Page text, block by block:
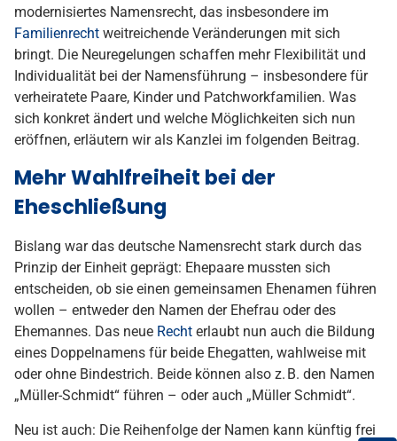
modernisiertes Namensrecht, das insbesondere im
Familienrecht weitreichende Veränderungen mit sich
bringt. Die Neuregelungen schaffen mehr Flexibilität und
Individualität bei der Namensführung – insbesondere für
verheiratete Paare, Kinder und Patchworkfamilien. Was
sich konkret ändert und welche Möglichkeiten sich nun
eröffnen, erläutern wir als Kanzlei im folgenden Beitrag.
Mehr Wahlfreiheit bei der
Eheschließung
Bislang war das deutsche Namensrecht stark durch das
Prinzip der Einheit geprägt: Ehepaare mussten sich
entscheiden, ob sie einen gemeinsamen Ehenamen führen
wollen – entweder den Namen der Ehefrau oder des
Ehemannes. Das neue Recht erlaubt nun auch die Bildung
eines Doppelnamens für beide Ehegatten, wahlweise mit
oder ohne Bindestrich. Beide können also z. B. den Namen
„Müller-Schmidt“ führen – oder auch „Müller Schmidt“.
Neu ist auch: Die Reihenfolge der Namen kann künftig frei